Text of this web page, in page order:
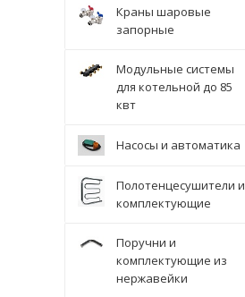
Краны шаровые
запорные
Модульные системы
для котельной до 85
квт
Насосы и автоматика
Полотенцесушители и
комплектующие
Поручни и
комплектующие из
нержавейки